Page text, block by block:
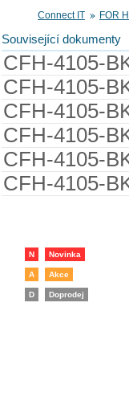
Connect IT FOR
Související dokumenty
CFH-4105-
CFH-4105-
CFH-4105-
CFH-4105-
CFH-4105-
CFH-4105-
N Novinka
A Akce
D Doprodej